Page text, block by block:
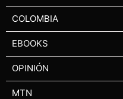
COLOMBIA
EBOOKS
OPINIÓN
MTN